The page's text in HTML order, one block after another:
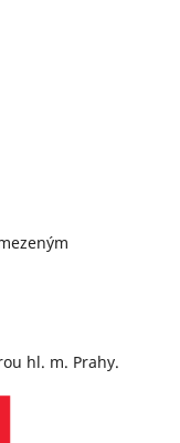
hl. m. Prahy.